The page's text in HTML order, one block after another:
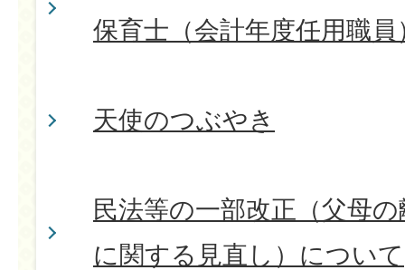
保育士（会計年度任用職員
天使のつぶやき
民法等の一部改正（父母
に関する見直し）について